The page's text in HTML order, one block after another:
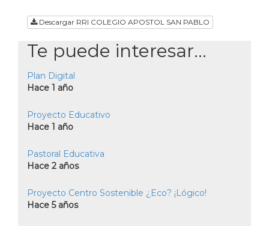
Descargar RRI COLEGIO APOSTOL SAN PABLO
Te puede interesar...
Plan Digital
Hace 1 año
Proyecto Educativo
Hace 1 año
Pastoral Educativa
Hace 2 años
Proyecto Centro Sostenible ¿Eco? ¡Lógico!
Hace 5 años